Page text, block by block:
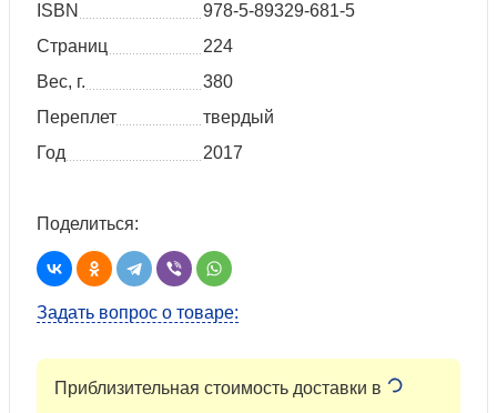
ISBN
978-5-89329-681-5
Страниц
224
Вес, г.
380
Переплет
твердый
Год
2017
Поделиться:
Задать вопрос о товаре:
Приблизительная стоимость доставки в